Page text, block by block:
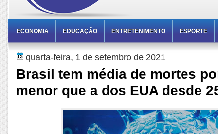
ECONOMIA EDUCAÇÃO ENTRETENIMENTO ESPORTE
quarta-feira, 1 de setembro de 2021
Brasil tem média de mortes
menor que a dos EUA desde